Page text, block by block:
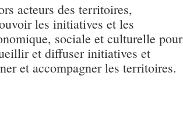
acteurs des territoires,
les initiatives et les
sociale et culturelle pour
et diffuser initiatives et
et accompagner les territoires.